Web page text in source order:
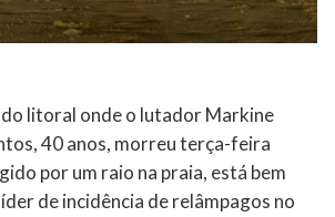
litoral onde o lutador Markine
40 anos, morreu terça-feira
por um raio na praia, está bem
de incidência de relâmpagos no